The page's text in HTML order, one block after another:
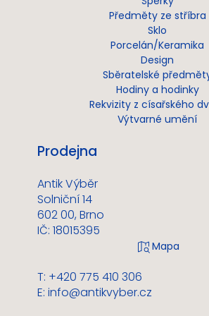
Předměty ze stříbra
Sklo
Porcelán/Keramika
Design
Sběratelské
Hodiny a hodinky
Rekvizity z císařského
Výtvarné umění
Prodejna
Antik Výběr
Solniční 14
602 00, Brno
IČ: 18015395
T: +420 775 410 306
E: info@antikvyber.cz